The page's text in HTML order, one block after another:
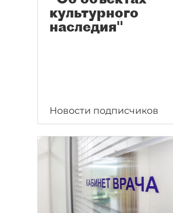
культурного
наследия"
Новости подписчиков